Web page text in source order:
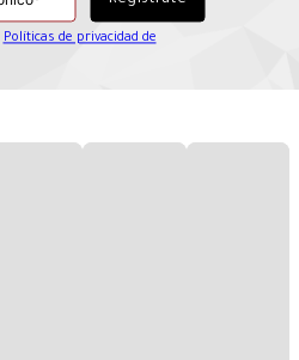
Políticas de privacidad de